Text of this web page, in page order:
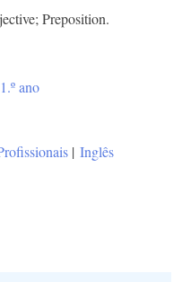
Preposition.
ano
| Inglês